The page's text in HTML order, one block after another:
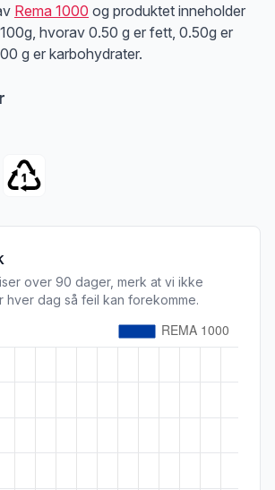
Rema 1000 og produktet inneholder
hvorav 0.50 g er fett, 0.50g er
g er karbohydrater.
over 90 dager, merk at vi ikke
hver dag så feil kan forekomme.